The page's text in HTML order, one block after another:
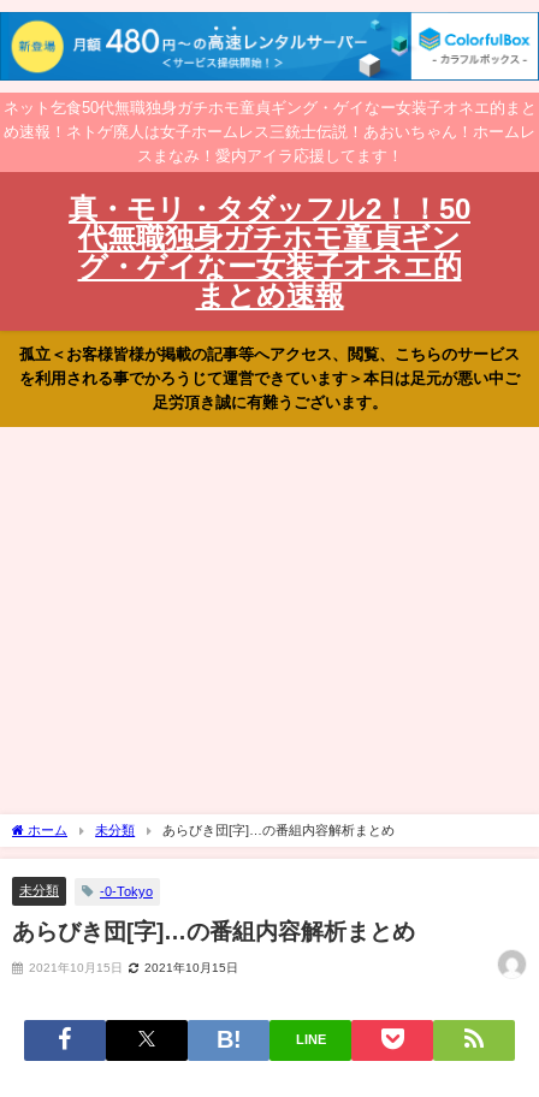
ネット乞食50代無職独身ガチホモ童貞ギング・ゲイなー女装子オネエ的まと
め速報！ネトゲ廃人は女子ホームレス三銃士伝説！あおいちゃん！ホームレ
スまなみ！愛内アイラ応援してます！
真・モリ・タダッフル2！！50
代無職独身ガチホモ童貞ギン
グ・ゲイなー女装子オネエ的
まとめ速報
孤立＜お客様皆様が掲載の記事等へアクセス、閲覧、こちらのサービス
を利用される事でかろうじて運営できています＞本日は足元が悪い中ご
足労頂き誠に有難うございます。
ホーム 未分類 あらびき団[字]…の番組内容解析まとめ
未分類 -0-Tokyo
あらびき団[字]…の番組内容解析まとめ
2021年10月15日 2021年10月15日
LINE